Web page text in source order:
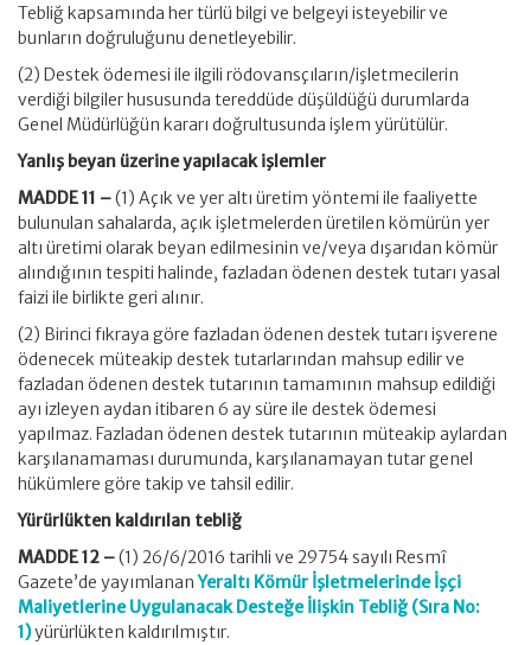
Tebliğ kapsamında her türlü bilgi ve belgeyi isteyebilir ve
bunların doğruluğunu denetleyebilir.
(2) Destek ödemesi ile ilgili rödovansçıların/işletmecilerin
verdiği bilgiler hususunda tereddüde düşüldüğü durumlarda
Genel Müdürlüğün kararı doğrultusunda işlem yürütülür.
Yanlış beyan üzerine yapılacak işlemler
MADDE 11 –(1) Açık ve yer altı üretim yöntemi ile faaliyette
bulunulan sahalarda, açık işletmelerden üretilen kömürün yer
altı üretimi olarak beyan edilmesinin ve/veya dışarıdan kömür
alındığının tespiti halinde, fazladan ödenen destek tutarı yasal
faizi ile birlikte geri alınır.
(2) Birinci fıkraya göre fazladan ödenen destek tutarı işverene
ödenecek müteakip destek tutarlarından mahsup edilir ve
fazladan ödenen destek tutarının tamamının mahsup edildiği
ayı izleyen aydan itibaren 6 ay süre ile destek ödemesi
yapılmaz. Fazladan ödenen destek tutarının müteakip aylardan
karşılanamaması durumunda, karşılanamayan tutar genel
hükümlere göre takip ve tahsil edilir.
Yürürlükten kaldırılan tebliğ
MADDE 12 –(1) 26/6/2016 tarihli ve 29754 sayılı Resmî
Gazete’de yayımlananYeraltı Kömür İşletmelerinde İşçi
Maliyetlerine Uygulanacak Desteğe İlişkin Tebliğ (Sıra No:
1)yürürlükten kaldırılmıştır.